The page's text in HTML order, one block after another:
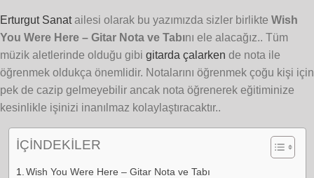
Erturgut Sanatailesi olarak bu yazımızda sizler birlikte Wish
You Were Here – Gitar Nota ve Tabını ele alacağız.. Tüm
müzik aletlerinde olduğu gibi gitarda çalarken de nota ile
öğrenmek oldukça önemlidir. Notalarını öğrenmek çoğu kişi için
pek de cazip gelmeyebilir ancak nota öğrenerek eğitiminize
kesinlikle işinizi inanılmaz kolaylaştıracaktır..
İÇİNDEKİLER
Wish You Were Here – Gitar Nota ve Tabı